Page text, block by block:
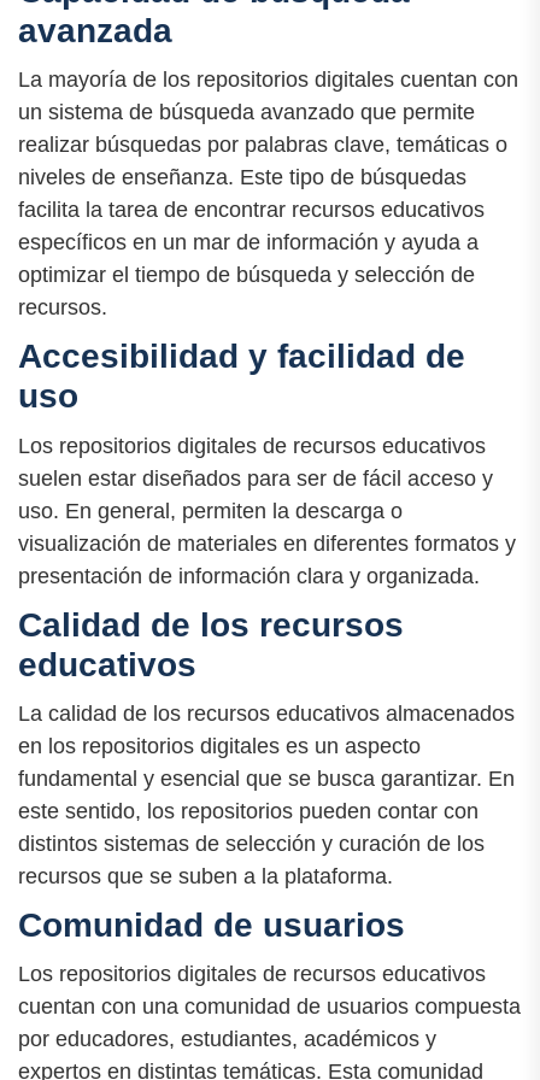
avanzada
La mayoría de los repositorios digitales cuentan con
un sistema de búsqueda avanzado que permite
realizar búsquedas por palabras clave, temáticas o
niveles de enseñanza. Este tipo de búsquedas
facilita la tarea de encontrar recursos educativos
específicos en un mar de información y ayuda a
optimizar el tiempo de búsqueda y selección de
recursos.
Accesibilidad y facilidad de
uso
Los repositorios digitales de recursos educativos
suelen estar diseñados para ser de fácil acceso y
uso. En general, permiten la descarga o
visualización de materiales en diferentes formatos y
presentación de información clara y organizada.
Calidad de los recursos
educativos
La calidad de los recursos educativos almacenados
en los repositorios digitales es un aspecto
fundamental y esencial que se busca garantizar. En
este sentido, los repositorios pueden contar con
distintos sistemas de selección y curación de los
recursos que se suben a la plataforma.
Comunidad de usuarios
Los repositorios digitales de recursos educativos
cuentan con una comunidad de usuarios compuesta
por educadores, estudiantes, académicos y
expertos en distintas temáticas. Esta comunidad